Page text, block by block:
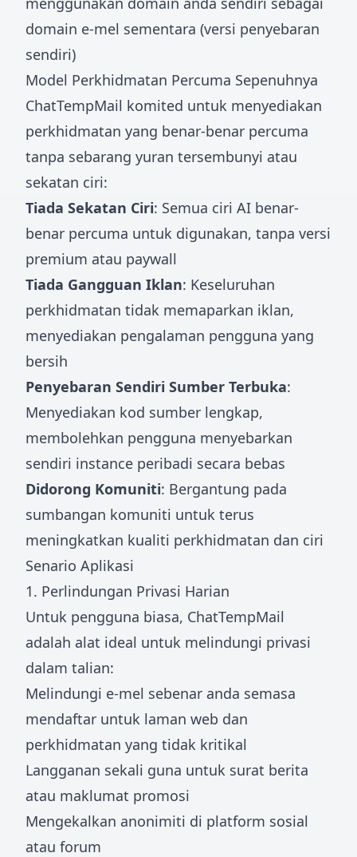
domain e-mel sementara (versi penyebaran
sendiri)
Model Perkhidmatan Percuma Sepenuhnya
ChatTempMail komited untuk menyediakan
perkhidmatan yang benar-benar percuma
tanpa sebarang yuran tersembunyi atau
sekatan ciri:
Tiada Sekatan Ciri: Semua ciri AI benar-
benar percuma untuk digunakan, tanpa versi
premium atau paywall
Tiada Gangguan Iklan: Keseluruhan
perkhidmatan tidak memaparkan iklan,
menyediakan pengalaman pengguna yang
bersih
Penyebaran Sendiri Sumber Terbuka:
Menyediakan kod sumber lengkap,
membolehkan pengguna menyebarkan
sendiri instance peribadi secara bebas
Didorong Komuniti: Bergantung pada
sumbangan komuniti untuk terus
meningkatkan kualiti perkhidmatan dan ciri
Senario Aplikasi
1. Perlindungan Privasi Harian
Untuk pengguna biasa, ChatTempMail
adalah alat ideal untuk melindungi privasi
dalam talian:
Melindungi e-mel sebenar anda semasa
mendaftar untuk laman web dan
perkhidmatan yang tidak kritikal
Langganan sekali guna untuk surat berita
atau maklumat promosi
Mengekalkan anonimiti di platform sosial
atau forum